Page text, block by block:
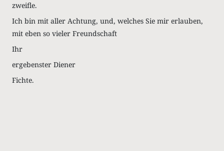
zweifle.
Ich bin mit aller Achtung, und, welches Sie mir erlauben,
mit eben so vieler Freundschaft
Ihr
ergebenster Diener
Fichte.